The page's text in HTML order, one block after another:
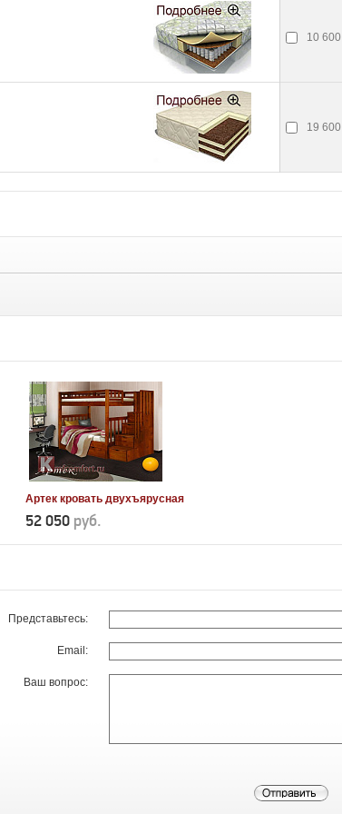
10 600
19 600
Артек кровать двухъярусная
52 050 руб.
Представьтесь:
Email:
Ваш вопрос: